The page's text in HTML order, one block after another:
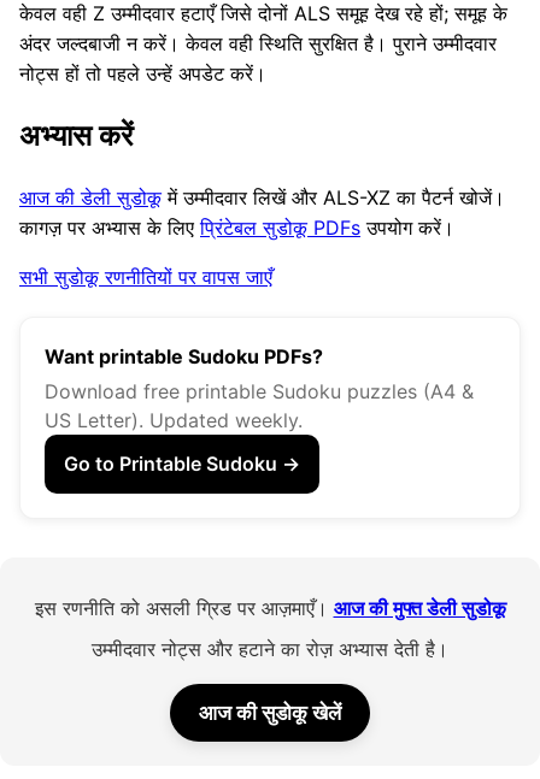
केवल वही Z उम्मीदवार हटाएँ जिसे दोनों ALS समूह देख रहे हों; समूह के
अंदर जल्दबाजी न करें। केवल वही स्थिति सुरक्षित है। पुराने उम्मीदवार
नोट्स हों तो पहले उन्हें अपडेट करें।
अभ्यास करें
आज की डेली सुडोकूमें उम्मीदवार लिखें और ALS-XZ का पैटर्न खोजें।
कागज़ पर अभ्यास के लिएप्रिंटेबल सुडोकू PDFs उपयोग करें।
सभी सुडोकू रणनीतियों पर वापस जाएँ
Want printable Sudoku PDFs?
Download free printable Sudoku puzzles (A4 &
US Letter). Updated weekly.
Go to Printable Sudoku →
इस रणनीति को असली ग्रिड पर आज़माएँ। आज की मुफ्त डेली सुडोकू
उम्मीदवार नोट्स और हटाने का रोज़ अभ्यास देती है।
आज की सुडोकू खेलें